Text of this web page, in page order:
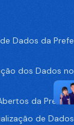
Dados da
dos Dados
da
de